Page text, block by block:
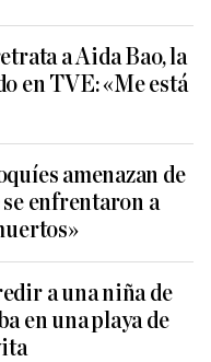
a Aida Bao, la
en TVE: «Me está
amenazan de
enfrentaron a
a una niña de
en una playa de